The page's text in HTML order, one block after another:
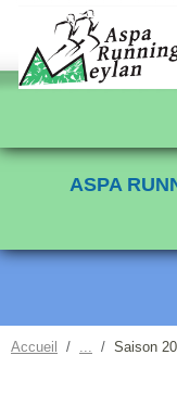
ASPA
Accueil Saison
Panneau de gestion